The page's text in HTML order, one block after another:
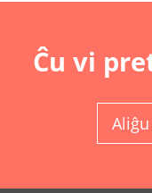
Ĉu vi